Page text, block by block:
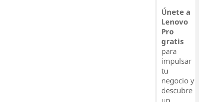
Únete a
Lenovo
Pro
gratis
para
impulsar
tu
negocio y
descubre